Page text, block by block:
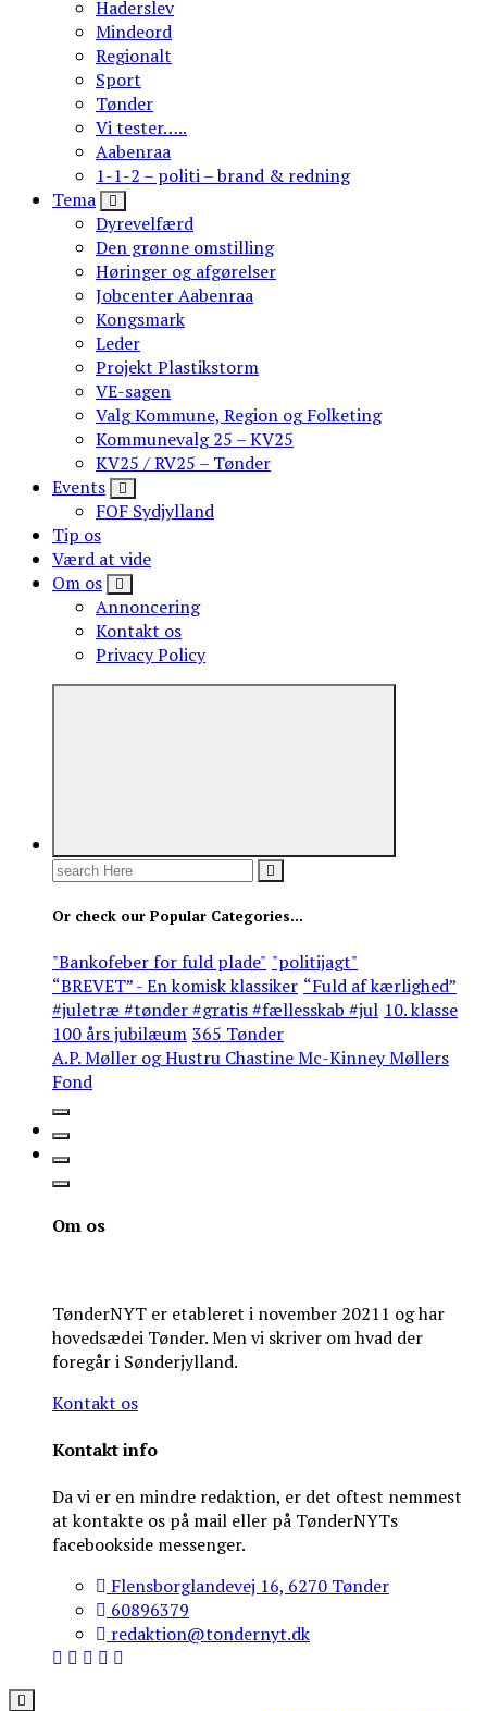
Haderslev
Mindeord
Regionalt
Sport
Tønder
Vi tester…..
Aabenraa
1-1-2 – politi – brand & redning
Tema
Dyrevelfærd
Den grønne omstilling
Høringer og afgørelser
Jobcenter Aabenraa
Kongsmark
Leder
Projekt Plastikstorm
VE-sagen
Valg Kommune, Region og Folketing
Kommunevalg 25 – KV25
KV25 / RV25 – Tønder
Events
FOF Sydjylland
Tip os
Værd at vide
Om os
Annoncering
Kontakt os
Privacy Policy
Search
Or check our Popular Categories...
"Bankofeber for fuld plade" "politijagt"
“BREVET” - En komisk klassiker “Fuld af kærlighed”
#juletræ #tønder #gratis #fællesskab #jul 10. klasse
100 års jubilæum 365 Tønder
A.P. Møller og Hustru Chastine Mc-Kinney Møllers
Fond
Om os
TønderNYT er etableret i november 20211 og har
hovedsædei Tønder. Men vi skriver om hvad der
foregår i Sønderjylland.
Kontakt os
Kontakt info
Da vi er en mindre redaktion, er det oftest nemmest
at kontakte os på mail eller på TønderNYTs
facebookside messenger.
Flensborglandevej 16, 6270 Tønder
60896379
redaktion@tondernyt.dk